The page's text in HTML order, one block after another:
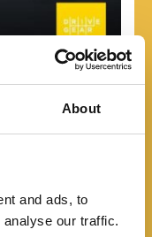
About
and ads, to
our traffic.